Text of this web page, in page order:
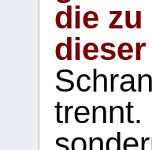
die
trennt.